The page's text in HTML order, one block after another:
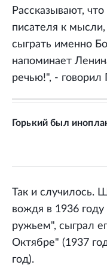
Рассказывают,
писателя к
сыграть именно
напоминает
речью!", - говорил
Горький был
Так и случилось.
вождя в 1936
ружьем", сыграл
Октябре" (1937
год).